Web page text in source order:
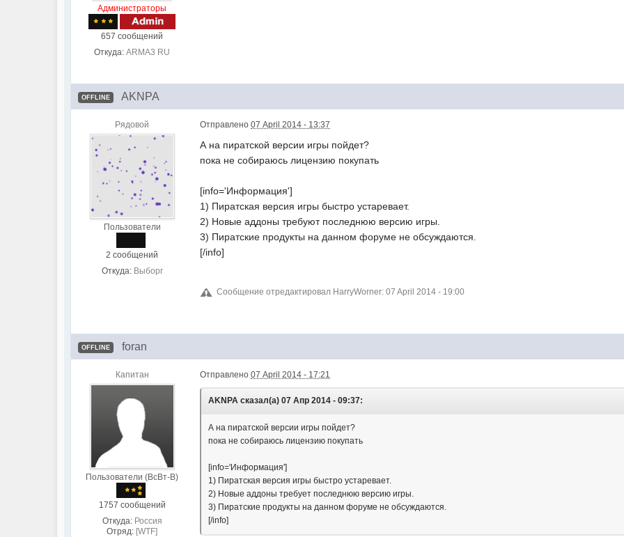
Администраторы
657 сообщений
Откуда: ARMA3 RU
OFFLINE AKNPA
Рядовой
Пользователи
2 сообщений
Откуда: Выборг
Отправлено 07 April 2014 - 13:37
А на пиратской версии игры пойдет?
пока не собираюсь лицензию покупать
[info='Информация']
1) Пиратская версия игры быстро устаревает.
2) Новые аддоны требуют последнюю версию игры.
3) Пиратские продукты на данном форуме не обсуждаются.
[/info]
Сообщение отредактировал HarryWorner: 07 April 2014 - 19:00
OFFLINE foran
Капитан
Пользователи (ВсВт-В)
1757 сообщений
Откуда: Россия
Отряд: [WTF]
Отправлено 07 April 2014 - 17:21
AKNPA сказал(а) 07 Апр 2014 - 09:37:
А на пиратской версии игры пойдет?
пока не собираюсь лицензию покупать
[info='Информация']
1) Пиратская версия игры быстро устаревает.
2) Новые аддоны требует последнюю версию игры.
3) Пиратские продукты на данном форуме не обсуждаются.
[/info]